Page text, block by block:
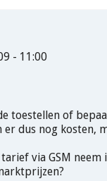
- 11:00
toestellen of
dus nog kosten,
via GSM neem